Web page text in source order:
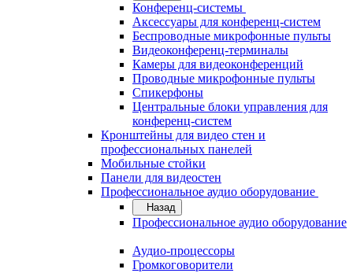
Конференц-системы
Аксессуары для конференц-систем
Беспроводные микрофонные пульты
Видеоконференц-терминалы
Камеры для видеоконференций
Проводные микрофонные пульты
Спикерфоны
Центральные блоки управления для
конференц-систем
Кронштейны для видео стен и
профессиональных панелей
Мобильные стойки
Панели для видеостен
Профессиональное аудио оборудование
Назад
Профессиональное аудио оборудование
Аудио-процессоры
Громкоговорители